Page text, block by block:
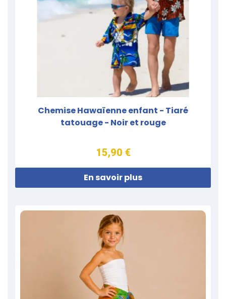
Chemise Hawaïenne enfant - Tiaré
tatouage - Noir et rouge
15,90 €
En savoir plus